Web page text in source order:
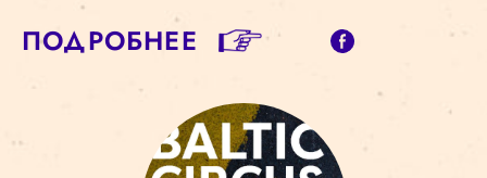
ПОДРОБНЕЕ